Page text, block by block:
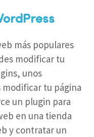
más populares
modificar tu
unos
modificar tu página
un plugin para
en una tienda
y contratar un